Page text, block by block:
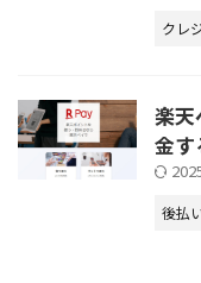
クレ
楽天
金す
後払